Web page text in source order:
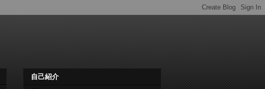
自己紹介